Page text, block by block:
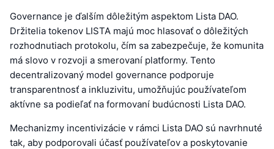
Governance je ďalším dôležitým aspektom Lista DAO.
Držitelia tokenov LISTA majú moc hlasovať o dôležitých
rozhodnutiach protokolu, čím sa zabezpečuje, že komunita
má slovo v rozvoji a smerovaní platformy. Tento
decentralizovaný model governance podporuje
transparentnosť a inkluzivitu, umožňujúc používateľom
aktívne sa podieľať na formovaní budúcnosti Lista DAO.
Mechanizmy incentivizácie v rámci Lista DAO sú navrhnuté
tak, aby podporovali účasť používateľov a poskytovanie